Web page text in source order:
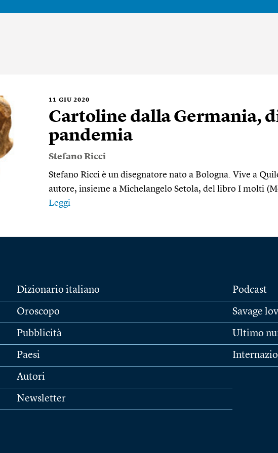
11 GIU 2020
Cartoline dalla Germania,
pandemia
Stefano Ricci
Stefano Ricci è un disegnatore nato a Bologna. Vive a
autore, insieme a Michelangelo Setola, del libro I molti
Leggi
Dizionario italiano
Oroscopo
Pubblicità
Paesi
Autori
Newsletter
Podcast
Savage
Ultimo